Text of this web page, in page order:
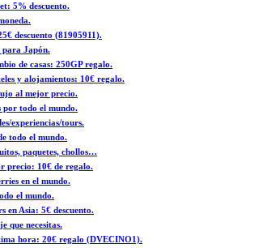
5% descuento.
descuento (81905911).
para Japón.
de casas: 250GP regalo.
y alojamientos: 10€ regalo.
al mejor precio.
por todo el mundo.
experiencias/tours.
todo el mundo.
paquetes, chollos…
precio: 10€ de regalo.
en el mundo.
el mundo.
en Asia: 5€ descuento.
que necesitas.
hora: 20€ regalo (DVECINO1).